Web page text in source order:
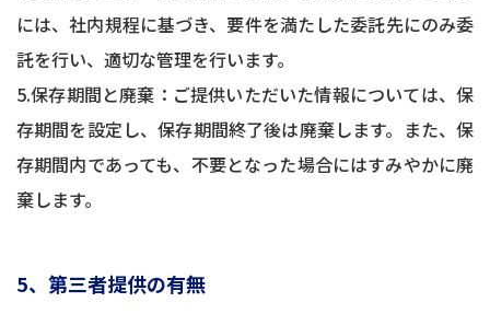
には、社内規程に基づき、要件を満たした委託先にのみ委
託を行い、適切な管理を行います。
5.保存期間と廃棄：ご提供いただいた情報については、保
存期間を設定し、保存期間終了後は廃棄します。また、保
存期間内であっても、不要となった場合にはすみやかに廃
棄します。
5、第三者提供の有無